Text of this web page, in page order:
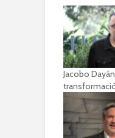
Jacobo